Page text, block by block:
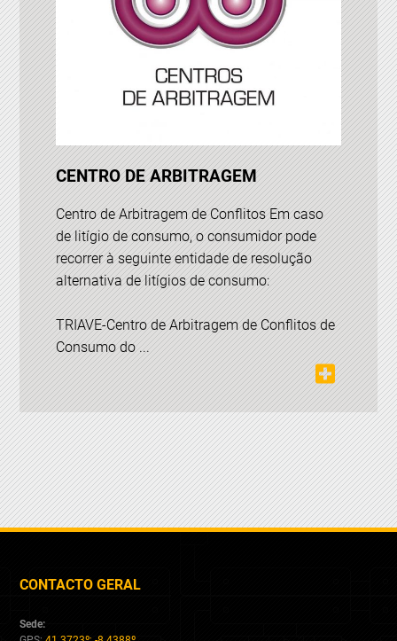
CENTRO DE ARBITRAGEM
Centro de Arbitragem de Conflitos Em caso
de litígio de consumo, o consumidor pode
recorrer à seguinte entidade de resolução
alternativa de litígios de consumo:
TRIAVE-Centro de Arbitragem de Conflitos de
Consumo do ...
CONTACTO GERAL
Sede: